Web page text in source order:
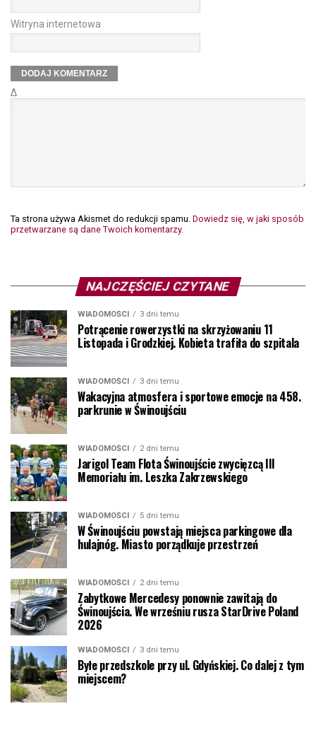
Witryna internetowa
Δ
Ta strona używa Akismet do redukcji spamu. Dowiedz się, w jaki sposób
przetwarzane są dane Twoich komentarzy.
NAJCZĘŚCIEJ CZYTANE
WIADOMOŚCI 3 dni temu
Potrącenie rowerzystki na skrzyżowaniu 11
Listopada i Grodzkiej. Kobieta trafiła do szpitala
WIADOMOŚCI 3 dni temu
Wakacyjna atmosfera i sportowe emocje na 458.
parkrunie w Świnoujściu
WIADOMOŚCI 2 dni temu
Jarigol Team Flota Świnoujście zwycięzcą III
Memoriału im. Leszka Zakrzewskiego
WIADOMOŚCI 5 dni temu
W Świnoujściu powstają miejsca parkingowe dla
hulajnóg. Miasto porządkuje przestrzeń
WIADOMOŚCI 2 dni temu
Zabytkowe Mercedesy ponownie zawitają do
Świnoujścia. We wrześniu rusza StarDrive Poland
2026
WIADOMOŚCI 3 dni temu
Byłe przedszkole przy ul. Gdyńskiej. Co dalej z tym
miejscem?